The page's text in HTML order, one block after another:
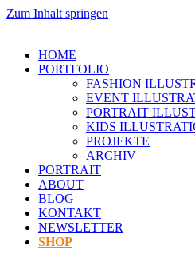
Zum Inhalt springen
HOME
PORTFOLIO
FASHION
EVENT
PORTRAIT
KIDS
PROJEKTE
ARCHIV
PORTRAIT
ABOUT
BLOG
KONTAKT
NEWSLETTER
SHOP